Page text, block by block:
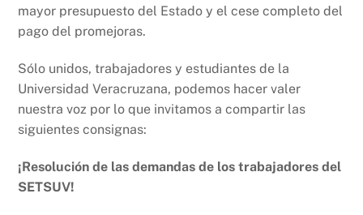
mayor presupuesto del Estado y el cese completo del
pago del promejoras.
Sólo unidos, trabajadores y estudiantes de la
Universidad Veracruzana, podemos hacer valer
nuestra voz por lo que invitamos a compartir las
siguientes consignas:
¡Resolución de las demandas de los trabajadores del
SETSUV!